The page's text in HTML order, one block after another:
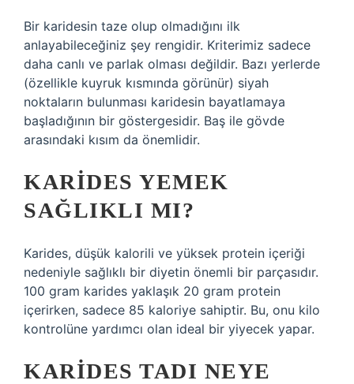
Bir karidesin taze olup olmadığını ilk
anlayabileceğiniz şey rengidir. Kriterimiz sadece
daha canlı ve parlak olması değildir. Bazı yerlerde
(özellikle kuyruk kısmında görünür) siyah
noktaların bulunması karidesin bayatlamaya
başladığının bir göstergesidir. Baş ile gövde
arasındaki kısım da önemlidir.
KARIDES YEMEK
SAĞLIKLI MI?
Karides, düşük kalorili ve yüksek protein içeriği
nedeniyle sağlıklı bir diyetin önemli bir parçasıdır.
100 gram karides yaklaşık 20 gram protein
içerirken, sadece 85 kaloriye sahiptir. Bu, onu kilo
kontrolüne yardımcı olan ideal bir yiyecek yapar.
KARIDES TADI NEYE